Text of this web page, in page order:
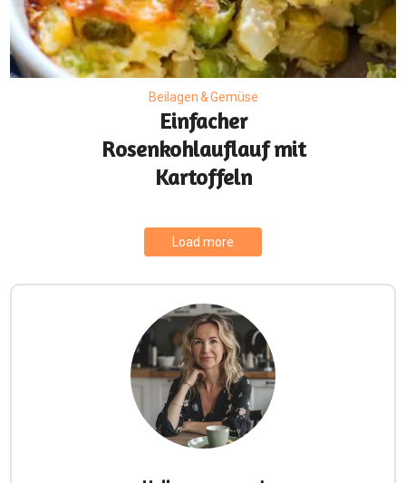
Beilagen & Gemüse
Einfacher
Rosenkohlauflauf mit
Kartoffeln
Load more